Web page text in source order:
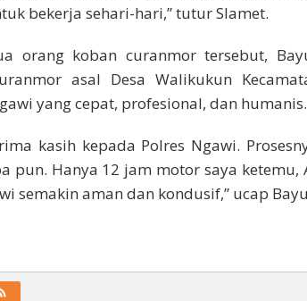
bekerja sehari-hari,” tutur Slamet.
orang koban curanmor tersebut,
asal Desa Walikukun
yang cepat, profesional, dan humanis.
kasih kepada Polres Ngawi.
pun. Hanya 12 jam motor saya ketemu,
semakin aman dan kondusif,” ucap